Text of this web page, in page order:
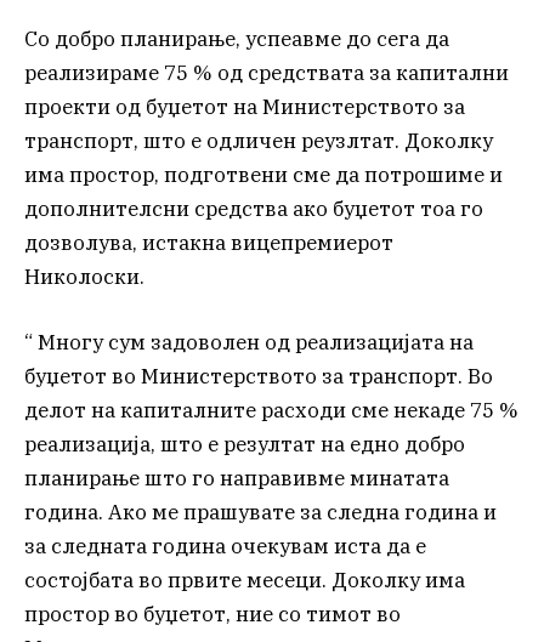
Со добро планирање, успеавме до сега да
реализираме 75 % од средствата за капитални
проекти од буџетот на Министерството за
транспорт, што е одличен реузлтат. Доколку
има простор, подготвени сме да потрошиме и
дополнителсни средства ако буџетот тоа го
дозволува, истакна вицепремиерот
Николоски.
“ Многу сум задоволен од реализацијата на
буџетот во Министерството за транспорт. Во
делот на капиталните расходи сме некаде 75 %
реализација, што е резултат на едно добро
планирање што го направивме минатата
година. Ако ме прашувате за следна година и
за следната година очекувам иста да е
состојбатa во првите месеци. Доколку има
простор во буџетот, ние со тимот во